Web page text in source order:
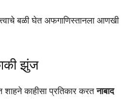
बळी घेत अफगाणिस्तानला आणखी
झुंज
काहीसा प्रतिकार करतनाबाद